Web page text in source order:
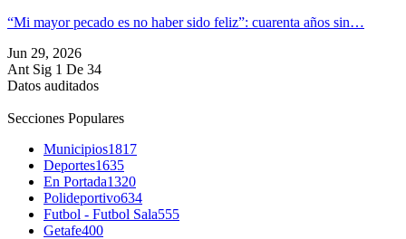
“Mi mayor pecado es no haber sido feliz”: cuarenta años sin…
Jun 29, 2026
Ant Sig 1 De 34
Datos auditados
Secciones Populares
Municipios1817
Deportes1635
En Portada1320
Polideportivo634
Futbol - Futbol Sala555
Getafe400